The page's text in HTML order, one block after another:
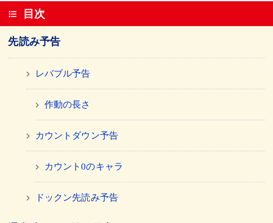
目次
先読み予告
レバブル予告
作動の長さ
カウントダウン予告
カウント0のキャラ
ドックン先読み予告